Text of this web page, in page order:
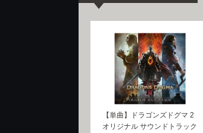
【単曲】ドラゴンズドグマ 2
オリジナル サウンドトラック